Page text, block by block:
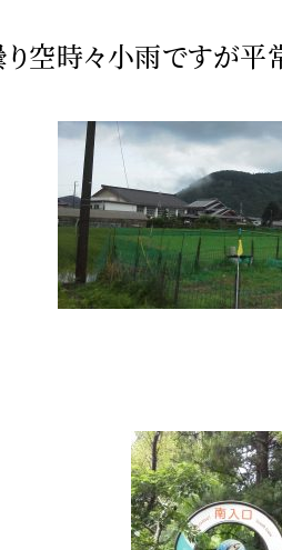
り空時々小雨ですが平